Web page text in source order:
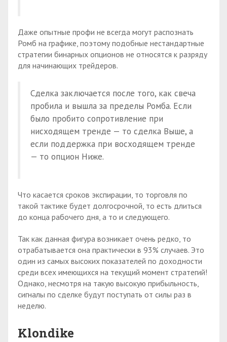
Даже опытные профи не всегда могут распознать
Ромб на графике, поэтому подобные нестандартные
стратегии бинарных опционов не относятся к разряду
для начинающих трейдеров.
Сделка заключается после того, как свеча
пробила и вышла за пределы Ромба. Если
было пробито сопротивление при
нисходящем тренде — то сделка Выше, а
если поддержка при восходящем тренде
— то опцион Ниже.
Что касается сроков экспирации, то торговля по
такой тактике будет долгосрочной, то есть длиться
до конца рабочего дня, а то и следующего.
Так как данная фигура возникает очень редко, то
отрабатывается она практически в 93% случаев. Это
один из самых высоких показателей по доходности
среди всех имеющихся на текущий момент стратегий!
Однако, несмотря на такую высокую прибыльность,
сигналы по сделке будут поступать от силы раз в
неделю.
Klondike